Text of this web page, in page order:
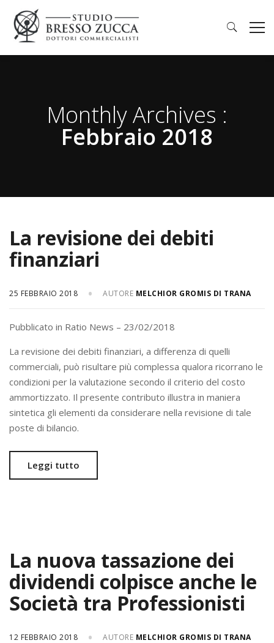
Monthly Archives :
Febbraio 2018
La revisione dei debiti
finanziari
25 FEBBRAIO 2018 AUTORE MELCHIOR GROMIS DI TRANA
Pubblicato in Ratio News – 23/02/2018
La revisione dei debiti finanziari, a differenza di quelli
commerciali, può risultare più complessa qualora ricorrano le
condizioni per la valutazione secondo il criterio del costo
ammortizzato. Il presente contributo illustra in maniera
sintetica gli elementi da considerare nella revisione di tale
poste di bilancio.
Leggi tutto
La nuova tassazione dei
dividendi colpisce anche le
Società tra Professionisti
12 FEBBRAIO 2018 AUTORE MELCHIOR GROMIS DI TRANA